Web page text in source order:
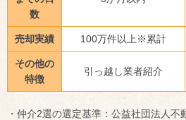
数
売却実績 100万件以上※累計
その他の
特徴
引っ越し業者紹介
・仲介2選の選定基準：公益社団法人